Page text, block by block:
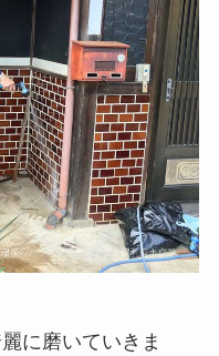
に磨いていきま